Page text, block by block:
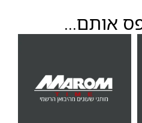
אותם...